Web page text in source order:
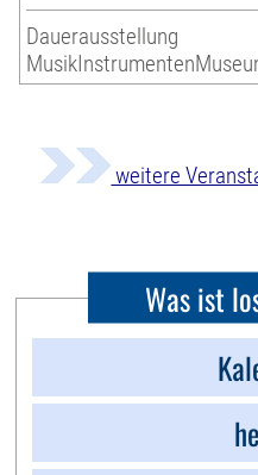
Dauerausstellung
weitere
Was ist